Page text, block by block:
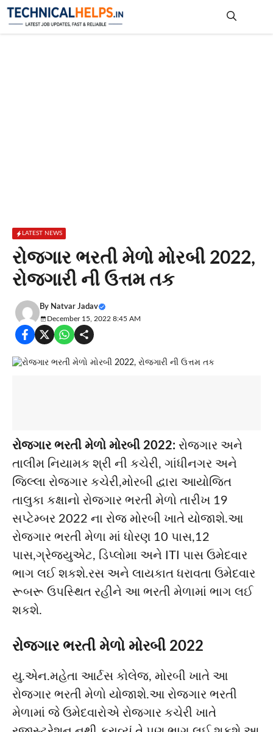
Skip
LATEST NEWS
રોજગાર ભરતી મેળો મોરબી 2022,
રોજગારી ની ઉત્તમ તક
By Natvar Jadav
December 15, 2022 8:45 AM
રોજગાર ભરતી મેળો મોરબી 2022: રોજગાર અને
તાલીમ નિયામક શ્રી ની કચેરી, ગાંધીનગર અને
જિલ્લા રોજગાર કચેરી,મોરબી દ્વારા આયોજિત
તાલુકા કક્ષાનો રોજગાર ભરતી મેળો તારીખ 19
સપ્ટેમ્બર 2022 ના રોજ મોરબી ખાતે યોજાશે.આ
રોજગાર ભરતી મેળા માં ધોરણ 10 પાસ,12
પાસ,ગ્રેજ્યુએટ, ડિપ્લોમા અને ITI પાસ ઉમેદવાર
ભાગ લઈ શકશે.રસ અને લાયકાત ધરાવતા ઉમેદવાર
રૂબરૂ ઉપસ્થિત રહીને આ ભરતી મેળામાં ભાગ લઈ
શકશે.
રોજગાર ભરતી મેળો મોરબી 2022
યુ.એન.મહેતા આર્ટસ કોલેજ, મોરબી ખાતે આ
રોજગાર ભરતી મેળો યોજાશે.આ રોજગાર ભરતી
મેળામાં જે ઉમેદવારોએ રોજગાર કચેરી ખાતે